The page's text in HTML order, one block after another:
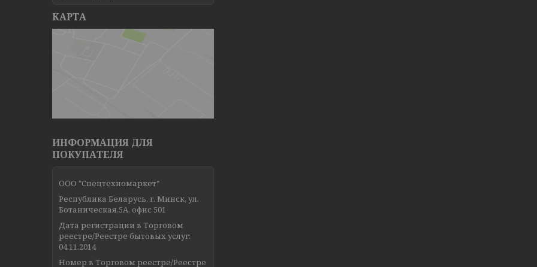
КАРТА
ИНФОРМАЦИЯ ДЛЯ
ПОКУПАТЕЛЯ
ООО "Спецтехномаркет"
Республика Беларусь, г. Минск, ул.
Ботаническая,5А, офис 501
Дата регистрации в Торговом
реестре/Реестре бытовых услуг:
04.11.2014
Номер в Торговом реестре/Реестре